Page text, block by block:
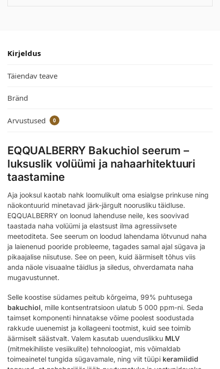
Kirjeldus
Täiendav teave
Bränd
Arvustused 0
EQQUALBERRY Bakuchiol seerum –
luksuslik volüümi ja nahaarhitektuuri
taastamine
Aja jooksul kaotab nahk loomulikult oma esialgse prinkuse ning
näokontuurid minetavad järk-järgult noorusliku täidluse.
EQQUALBERRY on loonud lahenduse neile, kes soovivad
taastada naha volüümi ja elastsust ilma agressiivsete
meetoditeta. See seerum on loodud lahendama lõtvunud naha
ja laienenud pooride probleeme, tagades samal ajal sügava ja
pikaajalise niisutuse. See on peen, kuid äärmiselt tõhus viis
anda näole visuaalne täidlus ja siledus, ohverdamata naha
mugavustunnet.
Selle koostise südames peitub kõrgeima, 99% puhtusega
bakuchiol, mille kontsentratsioon ulatub 5 000 ppm-ni. Seda
taimset komponenti hinnatakse võime poolest soodustada
rakkude uuenemist ja kollageeni tootmist, kuid see toimib
äärmiselt säästvalt. Valem kasutab uuenduslikku MLV
(mitmekihiliste vesiikulite) tehnoloogiat, mis võimaldab
toimeainetel tungida sügavamale, ning viit tüüpi keramiidid